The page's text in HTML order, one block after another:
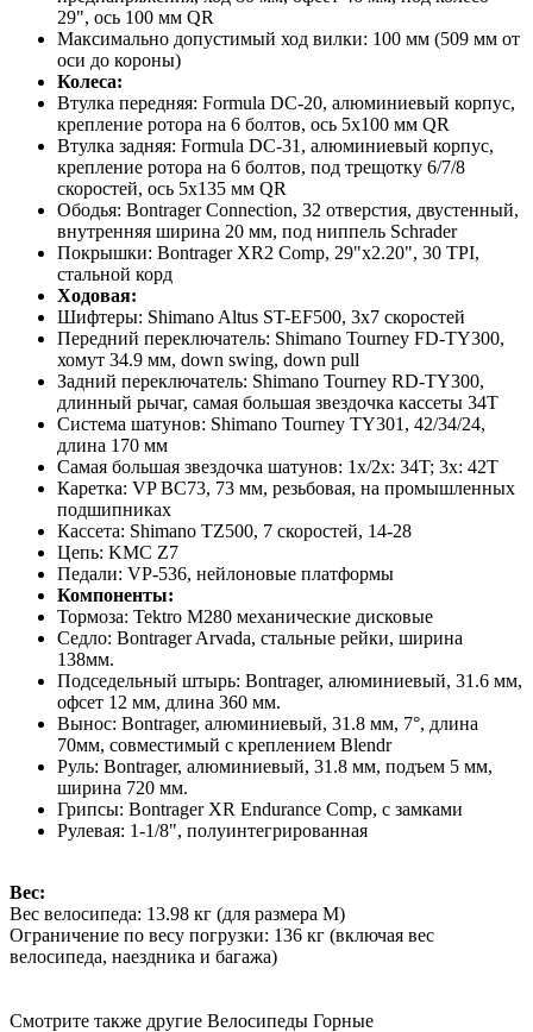
29", ось 100 мм QR
Максимально допустимый ход вилки: 100 мм (509 мм от
оси до короны)
Колеса:
Втулка передняя: Formula DC-20, алюминиевый корпус,
крепление ротора на 6 болтов, ось 5x100 мм QR
Втулка задняя: Formula DC-31, алюминиевый корпус,
крепление ротора на 6 болтов, под трещотку 6/7/8
скоростей, ось 5x135 мм QR
Ободья: Bontrager Connection, 32 отверстия, двустенный,
внутренняя ширина 20 мм, под ниппель Schrader
Покрышки: Bontrager XR2 Comp, 29"x2.20", 30 TPI,
стальной корд
Ходовая:
Шифтеры: Shimano Altus ST-EF500, 3x7 скоростей
Передний переключатель: Shimano Tourney FD-TY300,
хомут 34.9 мм, down swing, down pull
Задний переключатель: Shimano Tourney RD-TY300,
длинный рычаг, самая большая звездочка кассеты 34T
Система шатунов: Shimano Tourney TY301, 42/34/24,
длина 170 мм
Самая большая звездочка шатунов: 1x/2x: 34T; 3x: 42T
Каретка: VP BC73, 73 мм, резьбовая, на промышленных
подшипниках
Кассета: Shimano TZ500, 7 скоростей, 14-28
Цепь: KMC Z7
Педали: VP-536, нейлоновые платформы
Компоненты:
Тормоза: Tektro M280 механические дисковые
Седло: Bontrager Arvada, стальные рейки, ширина
138мм.
Подседельный штырь: Bontrager, алюминиевый, 31.6 мм,
офсет 12 мм, длина 360 мм.
Вынос: Bontrager, алюминиевый, 31.8 мм, 7°, длина
70мм, совместимый с креплением Blendr
Руль: Bontrager, алюминиевый, 31.8 мм, подъем 5 мм,
ширина 720 мм.
Грипсы: Bontrager XR Endurance Comp, с замками
Рулевая: 1-1/8", полуинтегрированная
Вес:
Вес велосипеда: 13.98 кг (для размера M)
Ограничение по весу погрузки: 136 кг (включая вес
велосипеда, наездника и багажа)
Смотрите также другие Велосипеды Горные